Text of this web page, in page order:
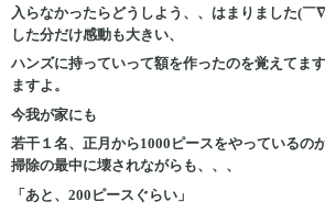
入らなかったらどうしよう、、はまりました(￣
した分だけ感動も大きい、
ハンズに持っていって額を作ったのを覚えてま
ますよ。
今我が家にも
若干１名、正月から1000ピースをやっているの
掃除の最中に壊されながらも、、、
「あと、200ピースぐらい」